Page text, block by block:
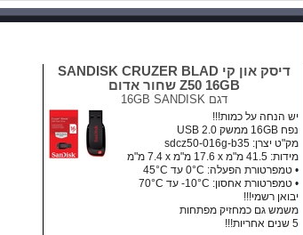
דיסק און קי SANDISK CRUZER BLAD
Z50 16GB שחור אדום
דגם16GB SANDISK
יש הנחה על כמות!!!
נפח 16GB ממשק USB 2.0
מק"ט יצרן: sdcz50-016g-b35
מידות: ‏41.5 מ"מ x ‏17.6 מ"מ x ‏7.4 מ"מ
• טמפרטורת הפעלה: ‏0°C עד 45°C
• טמפרטורת אחסון:‏ 10°C- עד 70°C
יבואן רשמי!!!
משמש גם כמחזיק מפתחות
5 שנים אחריות!!!